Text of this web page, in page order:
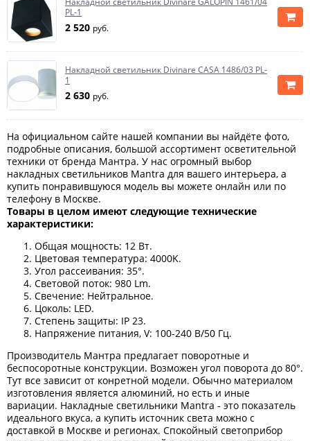
PL-1
2 520 руб.
Накладной светильник Divinare CASA 1486/03 PL-
1
2 630 руб.
На официальном сайте нашей компании вы найдёте фото,
подробные описания, большой ассортимент осветительной
техники от бренда Мантра. У нас огромный выбор
накладных светильников Mantra для вашего интерьера, а
купить понравившуюся модель вы можете онлайн или по
телефону в Москве.
Товары в целом имеют следующие технические
характеристики:
Общая мощность: 12 Вт.
Цветовая температура: 4000K.
Угол рассеивания: 35°.
Световой поток: 980 Lm.
Свечение: Нейтральное.
Цоколь: LED.
Степень защиты: IP 23.
Напряжение питания, V: 100-240 В/50 Гц.
Производитель Мантра предлагает поворотные и
беспосоротные конструкции. Возможен угол поворота до 80°.
Тут все зависит от конретной модели. Обычно материалом
изготовления является алюминий, но есть и иные
вариации. Накладные светильники Mantra - это показатель
идеального вкуса, а купить источник света можно с
доставкой в Москве и регионах. Спокойный светоприбор